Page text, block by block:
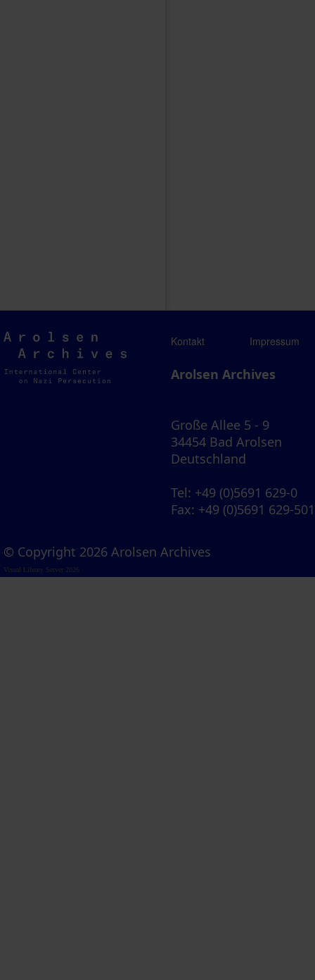
Arolsen
Archives
Kontakt Impressum
Arolsen Archives
Große Allee 5 - 9
34454 Bad Arolsen
Deutschland
Tel: +49 (0)5691 629-0
Fax: +49 (0)5691 629-501
© Copyright 2026 Arolsen Archives
Visual Library Server 2026